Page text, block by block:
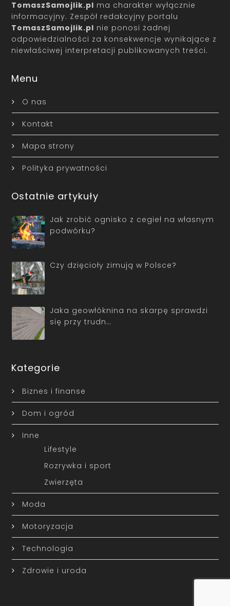
TomaszSamojlik.pl ma charakter wyłącznie
informacyjny. Zespół redakcyjny portalu
TomaszSamojlik.pl nie ponosi żadnej
odpowiedzialności za konsekwencje wynikające z
niewłaściwej interpretacji publikowanych treści.
Menu
O nas
Kontakt
Mapa strony
Polityka prywatności
Ostatnie artykuły
Jak zrobić ognisko z cegieł na własnym
podwórku?
Czy dzięcioły zimują w Polsce?
Jaka geowłóknina na skarpę sprawdzi
się przy trudn…
Kategorie
Biznes i finanse
Dom i ogród
Inne
Lifestyle
Rozrywka i sport
Zwierzęta
Moda
Motoryzacja
Technologia
Zdrowie i uroda